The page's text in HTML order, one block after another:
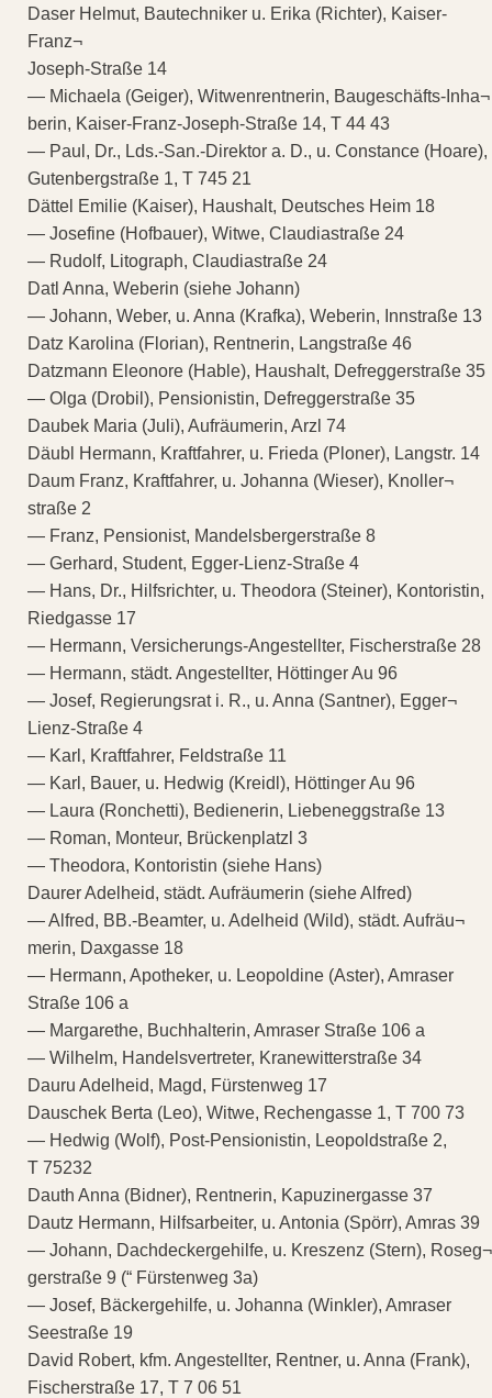
Daser Helmut, Bautechniker u. Erika (Richter), Kaiser-
Franz¬
Joseph-Straße 14
— Michaela (Geiger), Witwenrentnerin, Baugeschäfts-Inha¬
berin, Kaiser-Franz-Joseph-Straße 14, T 44 43
— Paul, Dr., Lds.-San.-Direktor a. D., u. Constance (Hoare),
Gutenbergstraße 1, T 745 21
Dättel Emilie (Kaiser), Haushalt, Deutsches Heim 18
— Josefine (Hofbauer), Witwe, Claudiastraße 24
— Rudolf, Litograph, Claudiastraße 24
Datl Anna, Weberin (siehe Johann)
— Johann, Weber, u. Anna (Krafka), Weberin, Innstraße 13
Datz Karolina (Florian), Rentnerin, Langstraße 46
Datzmann Eleonore (Hable), Haushalt, Defreggerstraße 35
— Olga (Drobil), Pensionistin, Defreggerstraße 35
Daubek Maria (Juli), Aufräumerin, Arzl 74
Däubl Hermann, Kraftfahrer, u. Frieda (Ploner), Langstr. 14
Daum Franz, Kraftfahrer, u. Johanna (Wieser), Knoller¬
straße 2
— Franz, Pensionist, Mandelsbergerstraße 8
— Gerhard, Student, Egger-Lienz-Straße 4
— Hans, Dr., Hilfsrichter, u. Theodora (Steiner), Kontoristin,
Riedgasse 17
— Hermann, Versicherungs-Angestellter, Fischerstraße 28
— Hermann, städt. Angestellter, Höttinger Au 96
— Josef, Regierungsrat i. R., u. Anna (Santner), Egger¬
Lienz-Straße 4
— Karl, Kraftfahrer, Feldstraße 11
— Karl, Bauer, u. Hedwig (Kreidl), Höttinger Au 96
— Laura (Ronchetti), Bedienerin, Liebeneggstraße 13
— Roman, Monteur, Brückenplatzl 3
— Theodora, Kontoristin (siehe Hans)
Daurer Adelheid, städt. Aufräumerin (siehe Alfred)
— Alfred, BB.-Beamter, u. Adelheid (Wild), städt. Aufräu¬
merin, Daxgasse 18
— Hermann, Apotheker, u. Leopoldine (Aster), Amraser
Straße 106 a
— Margarethe, Buchhalterin, Amraser Straße 106 a
— Wilhelm, Handelsvertreter, Kranewitterstraße 34
Dauru Adelheid, Magd, Fürstenweg 17
Dauschek Berta (Leo), Witwe, Rechengasse 1, T 700 73
— Hedwig (Wolf), Post-Pensionistin, Leopoldstraße 2,
T 75232
Dauth Anna (Bidner), Rentnerin, Kapuzinergasse 37
Dautz Hermann, Hilfsarbeiter, u. Antonia (Spörr), Amras 39
— Johann, Dachdeckergehilfe, u. Kreszenz (Stern), Roseg¬
gerstraße 9 (“ Fürstenweg 3a)
— Josef, Bäckergehilfe, u. Johanna (Winkler), Amraser
Seestraße 19
David Robert, kfm. Angestellter, Rentner, u. Anna (Frank),
Fischerstraße 17, T 7 06 51